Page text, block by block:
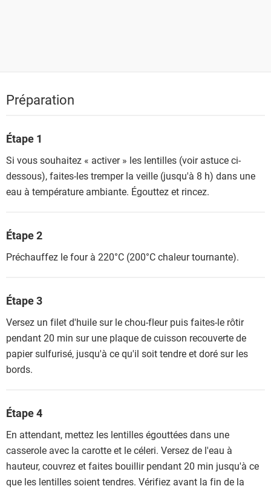
Préparation
Étape 1
Si vous souhaitez « activer » les lentilles (voir astuce ci-
dessous), faites-les tremper la veille (jusqu'à 8 h) dans une
eau à température ambiante. Égouttez et rincez.
Étape 2
Préchauffez le four à 220°C (200°C chaleur tournante).
Étape 3
Versez un filet d'huile sur le chou-fleur puis faites-le rôtir
pendant 20 min sur une plaque de cuisson recouverte de
papier sulfurisé, jusqu'à ce qu'il soit tendre et doré sur les
bords.
Étape 4
En attendant, mettez les lentilles égouttées dans une
casserole avec la carotte et le céleri. Versez de l'eau à
hauteur, couvrez et faites bouillir pendant 20 min jusqu'à ce
que les lentilles soient tendres. Vérifiez avant la fin de la